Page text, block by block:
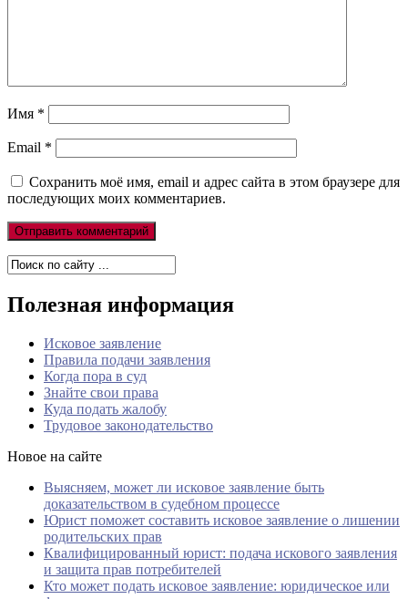
Имя *
Email *
Сохранить моё имя, email и адрес сайта в этом браузере для
последующих моих комментариев.
Полезная информация
Исковое заявление
Правила подачи заявления
Когда пора в суд
Знайте свои права
Куда подать жалобу
Трудовое законодательство
Новое на сайте
Выясняем, может ли исковое заявление быть
доказательством в судебном процессе
Юрист поможет составить исковое заявление о лишении
родительских прав
Квалифицированный юрист: подача искового заявления
и защита прав потребителей
Кто может подать исковое заявление: юридическое или